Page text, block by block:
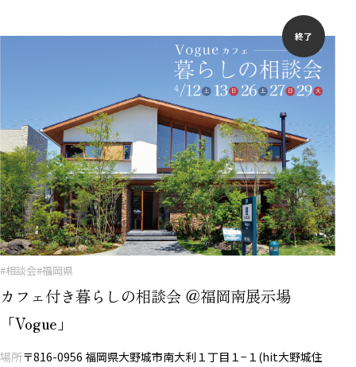
終了
#相談会#福岡県
カフェ付き暮らしの相談会 ＠福岡南展示場
「Vogue」
場所〒816-0956 福岡県大野城市南大利１丁目１−１(hit大野城住